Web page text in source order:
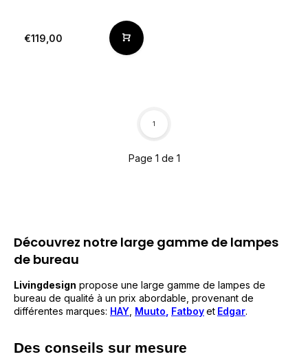
€119,00
Page 1 de 1
1
Découvrez notre large gamme de lampes
de bureau
Livingdesign propose une large gamme de lampes de
bureau de qualité à un prix abordable, provenant de
différentes marques: HAY Muuto Fatboyet Edgar.
Des conseils sur mesure